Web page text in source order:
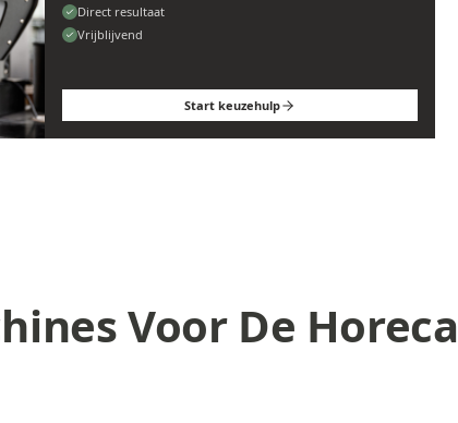
Direct resultaat
Vrijblijvend
Start keuzehulp
Voor De Horeca